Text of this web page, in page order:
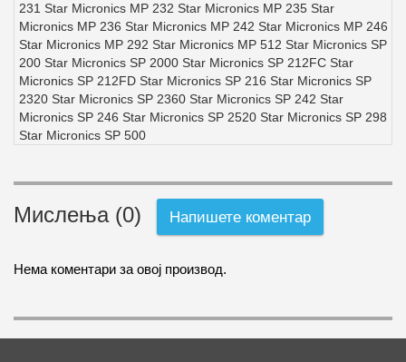
231 Star Micronics MP 232 Star Micronics MP 235 Star
Micronics MP 236 Star Micronics MP 242 Star Micronics MP 246
Star Micronics MP 292 Star Micronics MP 512 Star Micronics SP
200 Star Micronics SP 2000 Star Micronics SP 212FC Star
Micronics SP 212FD Star Micronics SP 216 Star Micronics SP
2320 Star Micronics SP 2360 Star Micronics SP 242 Star
Micronics SP 246 Star Micronics SP 2520 Star Micronics SP 298
Star Micronics SP 500
Мислења (0) Напишете коментар
Нема коментари за овој производ.